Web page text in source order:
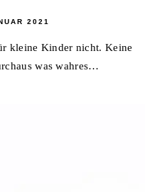
2021
kleine Kinder nicht. Keine
was wahres…